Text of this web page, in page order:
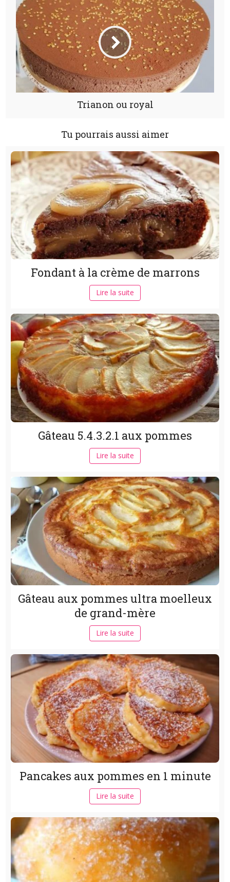
Trianon ou royal
Tu pourrais aussi aimer
Fondant à la crème de marrons
Lire la suite
Gâteau 5.4.3.2.1 aux pommes
Lire la suite
Gâteau aux pommes ultra moelleux
de grand-mère
Lire la suite
Pancakes aux pommes en 1 minute
Lire la suite